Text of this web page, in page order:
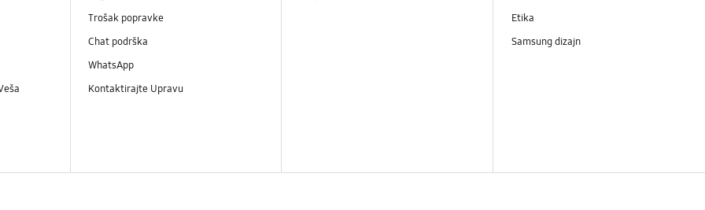
Trošak popravke
Chat podrška
WhatsApp
Kontaktirajte Upravu
Etika
Samsung dizajn